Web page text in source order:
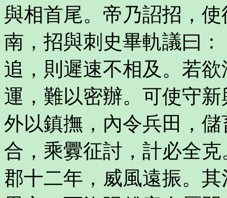
與相首尾。帝乃詔招，
南，招與刺史畢軌議曰
追，則遲速不相及。若
運，難以密辦。可使守
外以鎮撫，內令兵田，
合，乘釁征討，計必全
郡十二年，威風遠振。